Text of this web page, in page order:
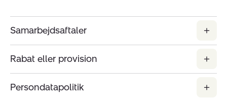
Samarbejdsaftaler
Rabat eller provision
Persondatapolitik